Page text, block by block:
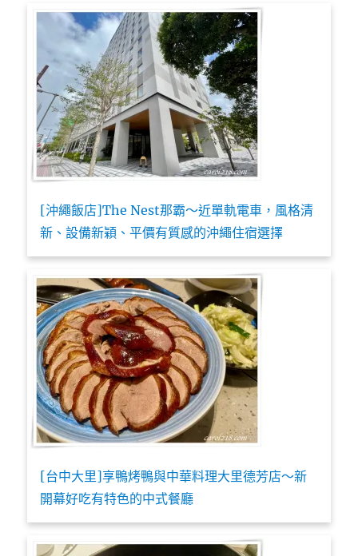
[沖繩飯店]The Nest那霸～近單軌電車，風格清
新、設備新穎、平價有質感的沖繩住宿選擇
[台中大里]享鴨烤鴨與中華料理大里德芳店～新
開幕好吃有特色的中式餐廳